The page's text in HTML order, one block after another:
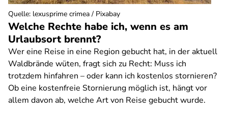
Welche Rechte habe ich, wenn es am
Urlaubsort brennt?
Wer eine Reise in eine Region gebucht hat, in der aktuell
Waldbrände wüten, fragt sich zu Recht: Muss ich
trotzdem hinfahren – oder kann ich kostenlos stornieren?
Ob eine kostenfreie Stornierung möglich ist, hängt vor
allem davon ab, welche Art von Reise gebucht wurde.
Quelle: lexusprime crimea / Pixabay